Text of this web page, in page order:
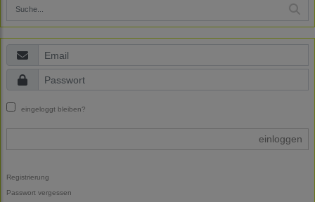
eingeloggt bleiben?
einloggen
Registrierung
Passwort vergessen